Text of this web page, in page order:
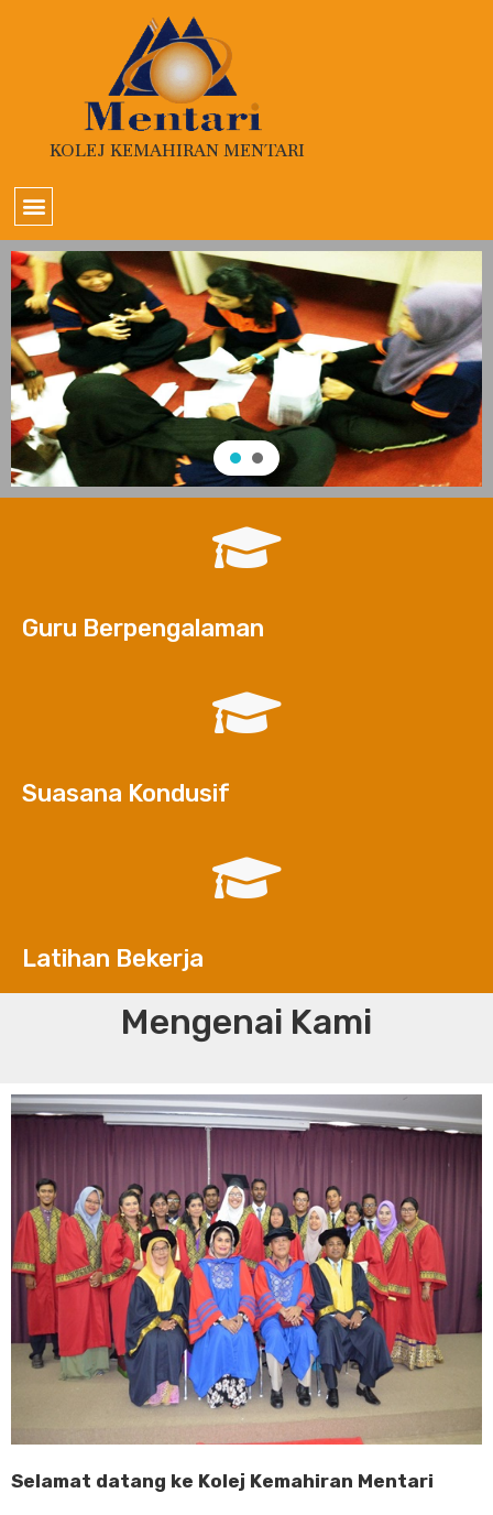
KOLEJ KEMAHIRAN MENTARI
Guru Berpengalaman
Suasana Kondusif
Latihan Bekerja
Mengenai Kami
Selamat datang ke Kolej Kemahiran Mentari